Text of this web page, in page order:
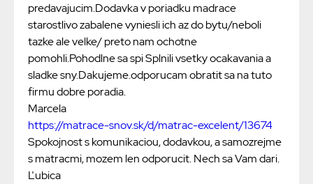
predavajucim.Dodavka v poriadku madrace
starostlivo zabalene vyniesli ich az do bytu/neboli
tazke ale velke/ preto nam ochotne
pomohli.Pohodlne sa spi Splnili vsetky ocakavania a
sladke sny.Dakujeme.odporucam obratit sa na tuto
firmu dobre poradia.
Marcela
https://matrace-snov.sk/d/matrac-excelent/13674
Spokojnost s komunikaciou, dodavkou, a samozrejme
s matracmi, mozem len odporucit. Nech sa Vam dari.
Ľubica